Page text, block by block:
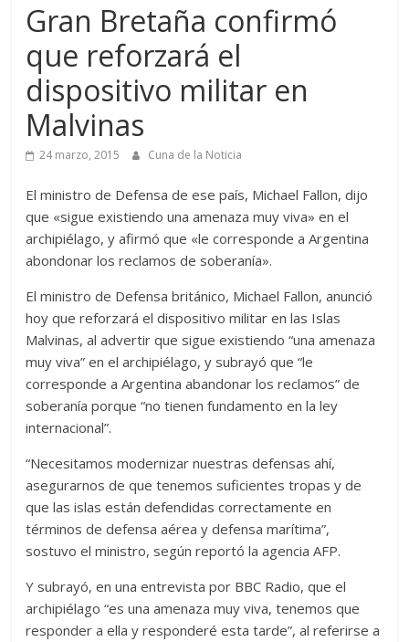
Gran Bretaña confirmó
que reforzará el
dispositivo militar en
Malvinas
24 marzo, 2015 Cuna de la Noticia
El ministro de Defensa de ese país, Michael Fallon, dijo
que «sigue existiendo una amenaza muy viva» en el
archipiélago, y afirmó que «le corresponde a Argentina
abondonar los reclamos de soberanía».
El ministro de Defensa británico, Michael Fallon, anunció
hoy que reforzará el dispositivo militar en las Islas
Malvinas, al advertir que sigue existiendo “una amenaza
muy viva” en el archipiélago, y subrayó que “le
corresponde a Argentina abandonar los reclamos” de
soberanía porque “no tienen fundamento en la ley
internacional”.
“Necesitamos modernizar nuestras defensas ahí,
asegurarnos de que tenemos suficientes tropas y de
que las islas están defendidas correctamente en
términos de defensa aérea y defensa marítima”,
sostuvo el ministro, según reportó la agencia AFP.
Y subrayó, en una entrevista por BBC Radio, que el
archipiélago “es una amenaza muy viva, tenemos que
responder a ella y responderé esta tarde”, al referirse a